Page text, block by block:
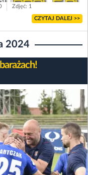
Zdjęć: 1
CZYTAJ DALEJ >>
2024